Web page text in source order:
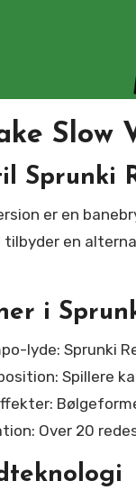
Slow
Sprunki
tilbyder en
i
lyde: Sprunki
Spillere
Over 20